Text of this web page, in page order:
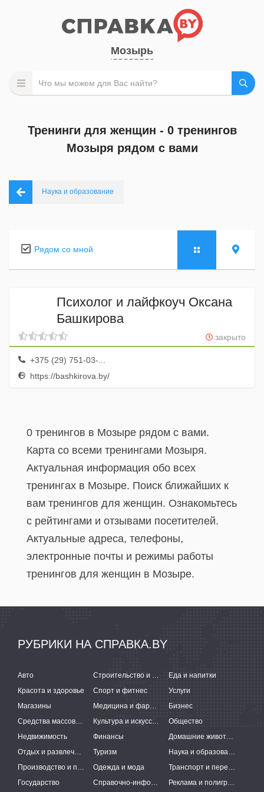
Мозырь
Тренинги для женщин - 0 тренингов
Мозыря рядом с вами
Наука и образование
Рядом со мной
Психолог и лайфкоуч Оксана
Башкирова
закрыто
+375 (29) 751-03-...
https://bashkirova.by/
0 тренингов в Мозыре рядом с вами.
Карта со всеми тренингами Мозыря.
Актуальная информация обо всех
тренингах в Мозыре. Поиск ближайших к
вам тренингов для женщин. Ознакомьтесь
с рейтингами и отзывами посетителей.
Актуальные адреса, телефоны,
электронные почты и режимы работы
тренингов для женщин в Мозыре.
РУБРИКИ НА СПРАВКА.BY
Авто Строительство и ремонт
Еда и напитки
Красота и здоровье
Спорт и фитнес
Услуги
Магазины
Медицина и фармацевтика
Бизнес
Средства массовой информации
Культура и искусство
Общество
Недвижимость
Финансы
Домашние животные
Отдых и развлечения
Туризм
Наука и образование
Производство и поставки
Одежда и мода
Транспорт и перевозки
Государство
Справочно-информационные системы Реклама и полиграфия